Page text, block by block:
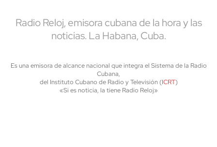
Radio Reloj, emisora cubana de la hora y las
noticias. La Habana, Cuba.
Es una emisora de alcance nacional que integra el Sistema de la Radio
Cubana,
del Instituto Cubano de Radio y Televisión (ICRT)
«Si es noticia, la tiene Radio Reloj»